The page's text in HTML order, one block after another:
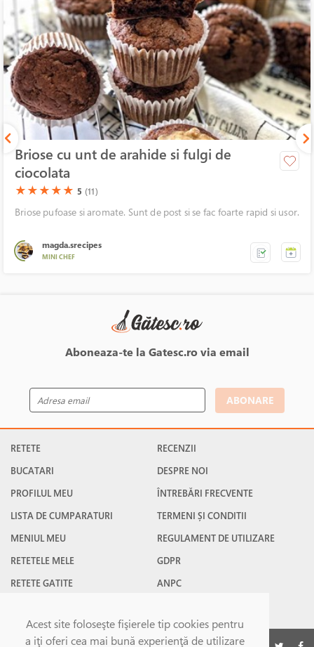
Acest site foloseşte fişierele tip cookies pentru
a iţi oferi cea mai bună experienţă de utilizare
Briose cu unt de arahide si fulgi de
ciocolata
(*)
★(*)
★(*)
★(*)
★(*)
★ 5 (11)
Briose pufoase si aromate. Sunt de post si se fac foarte rapid si usor.
magda.srecipes
MINI CHEF
Aboneaza-te la Gatesc.ro via email
ABONARE
RETETE
BUCATARI
PROFILUL MEU
LISTA DE CUMPARATURI
MENIUL MEU
RETETELE MELE
RETETE GATITE
RECENZII
DESPRE NOI
ÎNTREBĂRI FRECVENTE
TERMENI ȘI CONDITII
REGULAMENT DE UTILIZARE
GDPR
ANPC